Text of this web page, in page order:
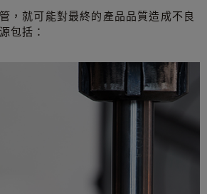
，就可能對最終的產品品質造成不良
包括：